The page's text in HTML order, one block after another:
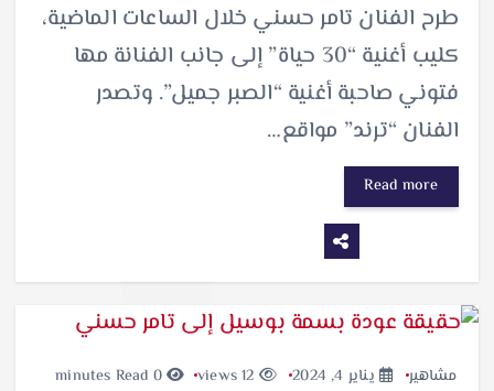
طرح الفنان تامر حسني خلال الساعات الماضية،
كليب أغنية “30 حياة” إلى جانب الفنانة مها
فتوني صاحبة أغنية “الصبر جميل”. وتصدر
الفنان “ترند” مواقع…
Read more
مشاهير يناير 4, 2024 0 minutes Read